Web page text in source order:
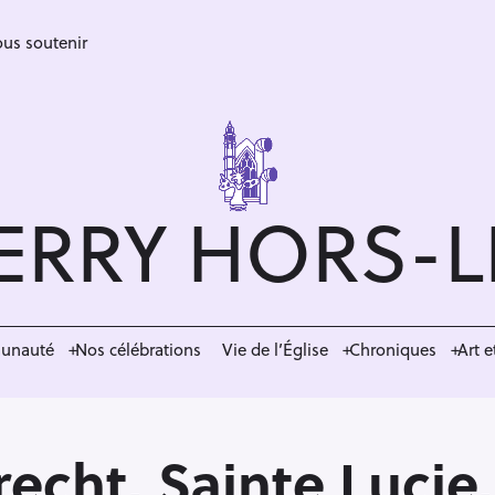
soutenir
HORS-
Nos célébrations Vie de l’Église Chroniques Art